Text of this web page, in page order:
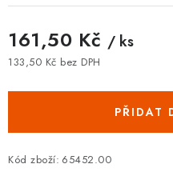
🚚 STAV OBJEDNÁVKY
161,50 Kč / ks
133,50 Kč bez DPH
PŘIDAT
Kód zboží: 65452.00